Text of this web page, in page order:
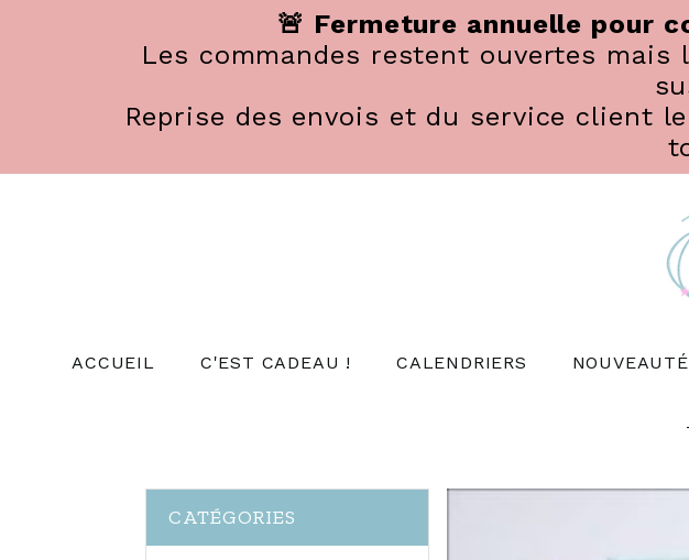
🚨 Fermeture annuelle pour
Les commandes restent ouvertes
Reprise des envois et du service client
ACCUEIL C'EST CADEAU ! CALENDRIERS
CATÉGORIES